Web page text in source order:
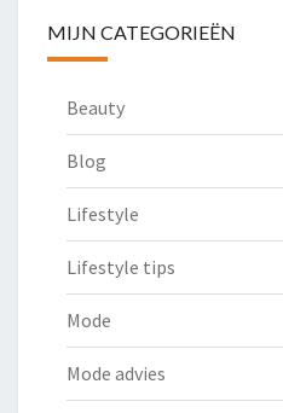
MIJN CATEGORIEËN
Beauty
Blog
Lifestyle
Lifestyle tips
Mode
Mode advies